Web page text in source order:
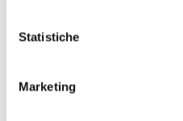
Statistiche
Marketing
attività